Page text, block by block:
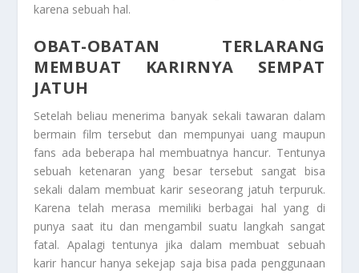
karena sebuah hal.
OBAT-OBATAN TERLARANG
MEMBUAT KARIRNYA SEMPAT
JATUH
Setelah beliau menerima banyak sekali tawaran dalam
bermain film tersebut dan mempunyai uang maupun
fans ada beberapa hal membuatnya hancur. Tentunya
sebuah ketenaran yang besar tersebut sangat bisa
sekali dalam membuat karir seseorang jatuh terpuruk.
Karena telah merasa memiliki berbagai hal yang di
punya saat itu dan mengambil suatu langkah sangat
fatal. Apalagi tentunya jika dalam membuat sebuah
karir hancur hanya sekejap saja bisa pada penggunaan